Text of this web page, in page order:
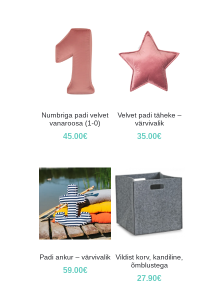
Numbriga padi velvet
vanaroosa (1-0)
45.00€
Velvet padi täheke –
värvivalik
35.00€
Padi ankur – värvivalik
59.00€
Vildist korv, kandiline,
õmblustega
27.90€